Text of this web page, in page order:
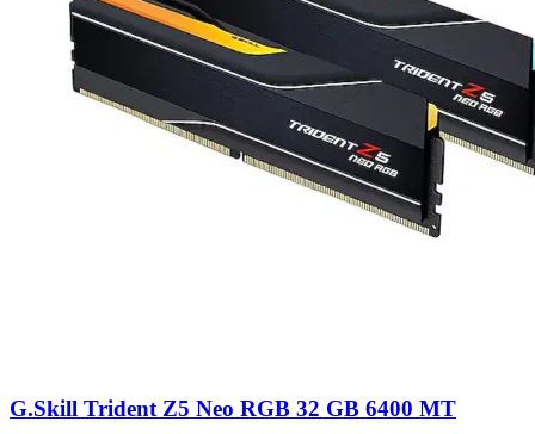
G.Skill Trident Z5 Neo RGB 32 GB 6400 MT